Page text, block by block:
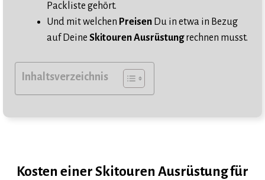
Packliste gehört.
Und mit welchen Preisen Du in etwa in Bezug
auf Deine Skitouren Ausrüstungrechnen musst.
Inhaltsverzeichnis
Kosten einer Skitouren Ausrüstung für